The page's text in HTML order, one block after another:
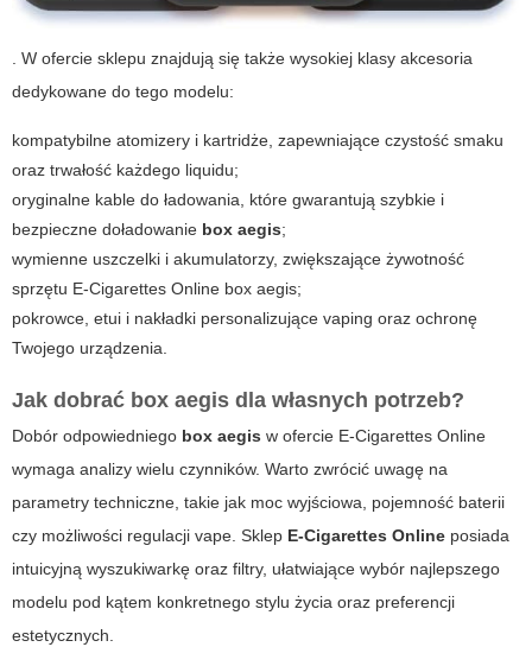
. W ofercie sklepu znajdują się także wysokiej klasy akcesoria
dedykowane do tego modelu:
kompatybilne atomizery i kartridże, zapewniające czystość smaku
oraz trwałość każdego liquidu;
oryginalne kable do ładowania, które gwarantują szybkie i
bezpieczne doładowanie box aegis;
wymienne uszczelki i akumulatorzy, zwiększające żywotność
sprzętu E-Cigarettes Online box aegis;
pokrowce, etui i nakładki personalizujące vaping oraz ochronę
Twojego urządzenia.
Jak dobrać box aegis dla własnych potrzeb?
Dobór odpowiedniego box aegis w ofercie E-Cigarettes Online
wymaga analizy wielu czynników. Warto zwrócić uwagę na
parametry techniczne, takie jak moc wyjściowa, pojemność baterii
czy możliwości regulacji vape. Sklep E-Cigarettes Online posiada
intuicyjną wyszukiwarkę oraz filtry, ułatwiające wybór najlepszego
modelu pod kątem konkretnego stylu życia oraz preferencji
estetycznych.